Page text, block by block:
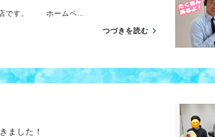
です。 ホームペ…
つづきを読む
ました！